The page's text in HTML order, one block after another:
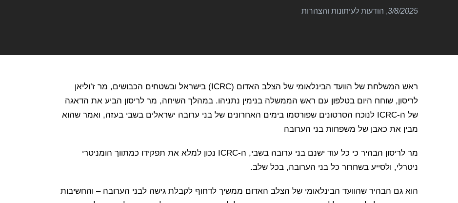
3/8/2025
, הודעות לעיתונות והצהרות
ראש המשלחת של הוועד הבינלאומי של הצלב האדום (ICRC) בישראל ובשטחים הכבושים, מר ז’וליאן
לריסון, שוחח היום בטלפון עם ראש הממשלה בנימין נתניהו. במהלך השיחה, מר לריסון הביע את הדאגה
של ה-ICRC לנוכח הסרטונים שפורסמו בימים האחרונים של בני ערובה ישראלים בשבי בעזה, ואמר שהוא
מבין את כאבן של משפחות בני הערובה
מר לריסון הבהיר כי כל עוד ישנם בני ערובה בשבי, ה-ICRC נכון למלא את תפקידו כמתווך הומניטרי
ניטרלי, ולסייע בשחרור כל בני הערובה, בכל שלב.
הוא גם הבהיר שהוועד הבינלאומי של הצלב האדום ממשיך לדחוף לקבלת גישה לבני הערובה – והחשיבות